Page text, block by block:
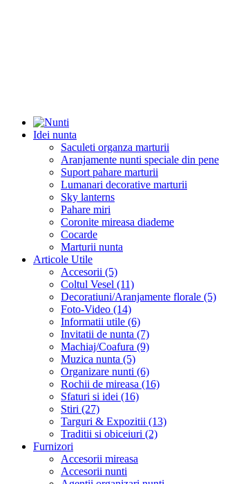
Idei nunta
Saculeti organza marturii
Aranjamente nunti speciale din pene
Suport pahare marturii
Lumanari decorative marturii
Sky lanterns
Pahare miri
Coronite mireasa diademe
Cocarde
Marturii nunta
Articole Utile
Accesorii (5)
Coltul Vesel (11)
Decoratiuni/Aranjamente florale (5)
Foto-Video (14)
Informatii utile (6)
Invitatii de nunta (7)
Machiaj/Coafura (9)
Muzica nunta (5)
Organizare nunti (6)
Rochii de mireasa (16)
Sfaturi si idei (16)
Stiri (27)
Targuri & Expozitii (13)
Traditii si obiceiuri (2)
Furnizori
Accesorii mireasa
Accesorii nunti